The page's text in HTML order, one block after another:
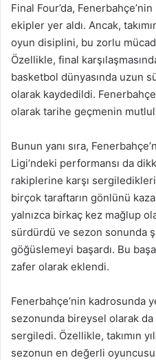
Final Four’da,
ekipler yer aldı. Ancak,
oyun disiplini, bu zorlu
Özellikle, final
basketbol dünyasında uzun
olarak kaydedildi.
olarak tarihe geçmenin
Bunun yanı sıra,
Ligi’ndeki performansı da
rakiplerine karşı
birçok taraftarın gönlünü
yalnızca birkaç kez mağlup
sürdürdü ve sezon sonunda
göğüslemeyi başardı. Bu
zafer olarak eklendi.
Fenerbahçe’nin kadrosunda
sezonunda bireysel olarak
sergiledi. Özellikle, takımın
sezonun en değerli